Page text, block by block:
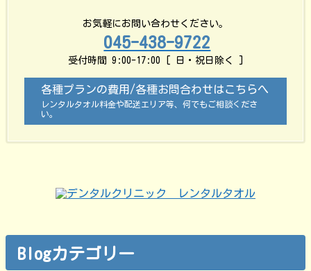
お気軽にお問い合わせください。
045-438-9722
受付時間 9:00-17:00 [ 日・祝日除く ]
各種プランの費用/各種お問合わせはこちらへ
レンタルタオル料金や配送エリア等、何でもご相談くださ
い。
Blogカテゴリー